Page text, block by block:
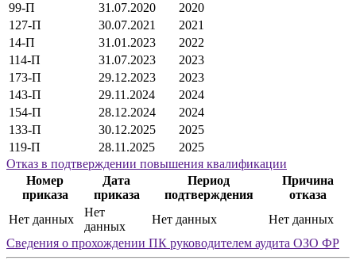
99-П
31.07.2020
2020
127-П
30.07.2021
2021
14-П
31.01.2023
2022
114-П
31.07.2023
2023
173-П
29.12.2023
2023
143-П
29.11.2024
2024
154-П
28.12.2024
2024
133-П
30.12.2025
2025
119-П
28.11.2025
2025
Отказ в подтверждении повышения квалификации
Номер
приказа
Дата
приказа
Период
подтверждения
Причина
отказа
Нет данных
Нет
данных
Нет данных
Нет данных
Сведения о прохождении ПК руководителем аудита ОЗО ФР